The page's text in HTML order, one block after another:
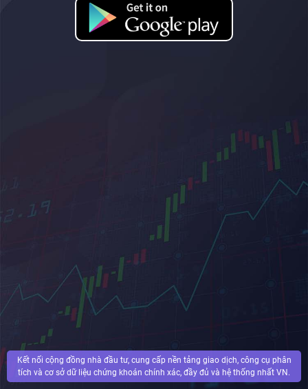
Kết nối cộng đồng nhà đầu tư, cung cấp nền tảng giao dịch, công cụ phân
tích và cơ sở dữ liệu chứng khoán chính xác, đầy đủ và hệ thống nhất VN.